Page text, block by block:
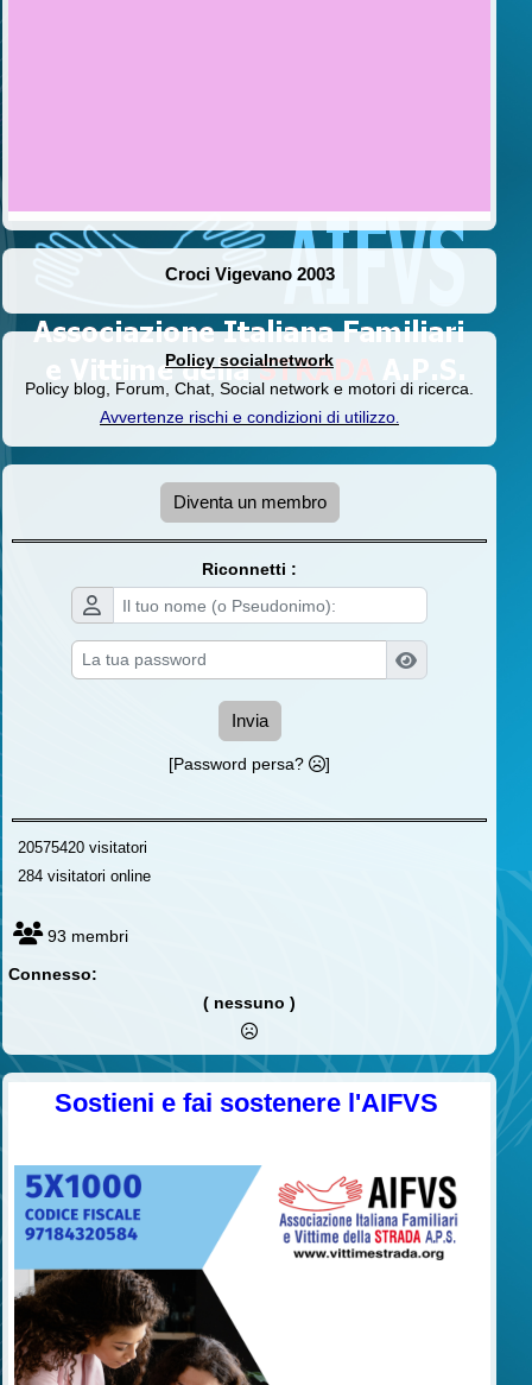
Croci Vigevano 2003
Policy socialnetwork
Policy blog, Forum, Chat, Social network e motori di ricerca.
Avvertenze rischi e condizioni di utilizzo.
Diventa un membro
Riconnetti :
Invia
[Password persa? ]
20575420 visitatori
284 visitatori online
93 membri
Connesso:
( nessuno )
Sostieni e fai sostenere l'AIFVS